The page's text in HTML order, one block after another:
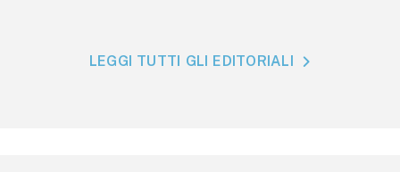
LEGGI TUTTI GLI EDITORIALI